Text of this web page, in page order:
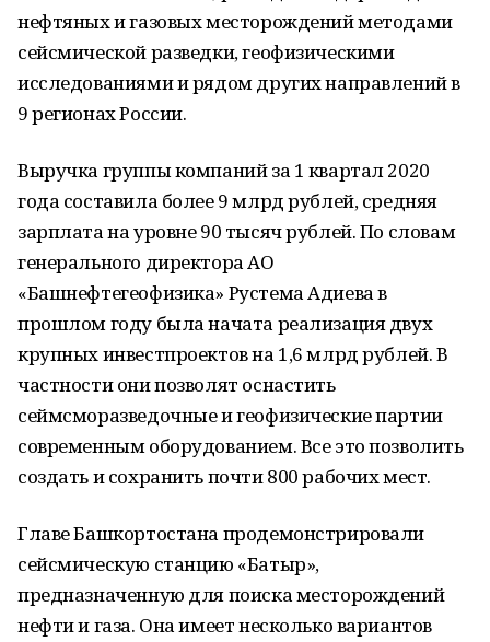
нефтяных и газовых месторождений методами
сейсмической разведки, геофизическими
исследованиями и рядом других направлений в
9 регионах России.
Выручка группы компаний за 1 квартал 2020
года составила более 9 млрд рублей, средняя
зарплата на уровне 90 тысяч рублей. По словам
генерального директора АО
«Башнефтегеофизика» Рустема Адиева в
прошлом году была начата реализация двух
крупных инвестпроектов на 1,6 млрд рублей. В
частности они позволят оснастить
сеймсморазведочные и геофизические партии
современным оборудованием. Все это позволить
создать и сохранить почти 800 рабочих мест.
Главе Башкортостана продемонстрировали
сейсмическую станцию «Батыр»,
предназначенную для поиска месторождений
нефти и газа. Она имеет несколько вариантов